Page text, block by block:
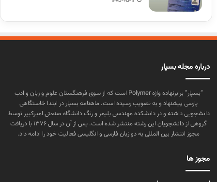
درباره مجله بسپار
“بسپار” برابرنهاده واژه Polymer است که از سوی فرهنگستان علوم و زبان و ادب
پارسی پیشنهاد و به تصویب رسیده است. ماهنامه بسپار در ابتدا خاستگاهی
دانشجویی داشته و در دانشکده مهندسی پلیمر و رنگ دانشگاه صنعتی امیرکبیر توسط
گروهی از دانشجویان این رشته منتشر شده است. پس از آن در سال ۱۳۷۶ با دریافت
مجوز انتشار بین المللی به دو زبان فارسی و انگلیسی فعالیت خود را ادامه داد.
مجوز ها